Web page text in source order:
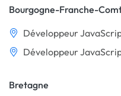
Bourgogne-Franche-
Développeur
Développeur
Bretagne